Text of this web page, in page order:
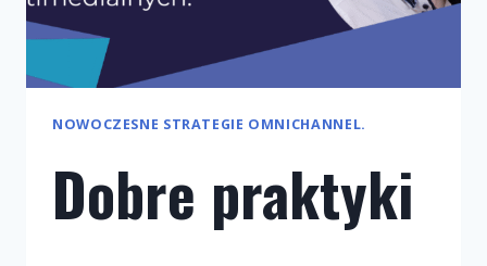
NOWOCZESNE STRATEGIE OMNICHANNEL.
Dobre praktyki